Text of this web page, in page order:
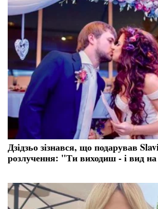
Дзідзьо зізнався, що подарував
розлучення: "Ти виходиш - і вид